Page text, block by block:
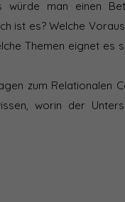
man einen
ist es? Welche
Themen eignet es
zum Relationalen
worin der